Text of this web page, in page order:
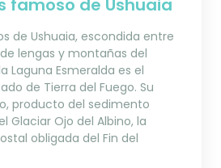
famoso de Ushuaia
de Ushuaia, escondida entre
lengas y montañas del
Laguna Esmeralda es el
de Tierra del Fuego. Su
producto del sedimento
Glaciar Ojo del Albino, la
obligada del Fin del